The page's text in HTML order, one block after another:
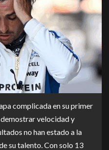
complicada en su primer
velocidad y
no han estado a la
su talento. Con solo 13